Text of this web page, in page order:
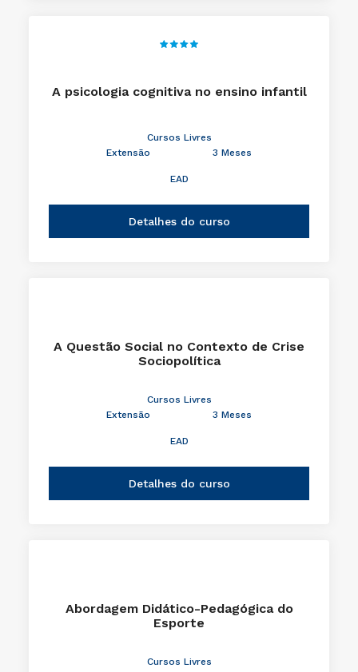
A psicologia cognitiva no ensino infantil
Cursos Livres
Extensão
3 Meses
EAD
Detalhes do curso
A Questão Social no Contexto de Crise
Sociopolítica
Cursos Livres
Extensão
3 Meses
EAD
Detalhes do curso
Abordagem Didático-Pedagógica do
Esporte
Cursos Livres